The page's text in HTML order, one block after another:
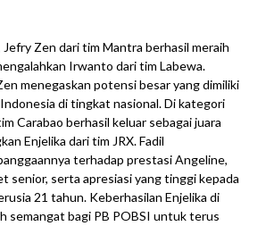
Zen dari tim Mantra berhasil meraih
Irwanto dari tim Labewa.
menegaskan potensi besar yang dimiliki
di tingkat nasional. Di kategori
Carabao berhasil keluar sebagai juara
Enjelika dari tim JRX. Fadil
terhadap prestasi Angeline,
senior, serta apresiasi yang tinggi kepada
21 tahun. Keberhasilan Enjelika di
semangat bagi PB POBSI untuk terus